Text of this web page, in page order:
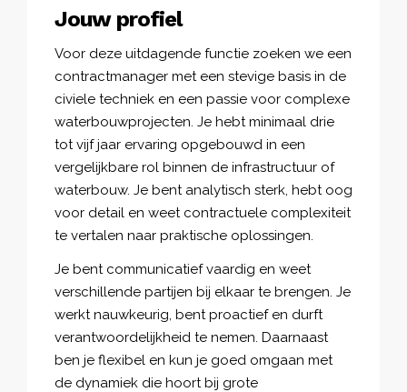
Jouw profiel
Voor deze uitdagende functie zoeken we een
contractmanager met een stevige basis in de
civiele techniek en een passie voor complexe
waterbouwprojecten. Je hebt minimaal drie
tot vijf jaar ervaring opgebouwd in een
vergelijkbare rol binnen de infrastructuur of
waterbouw. Je bent analytisch sterk, hebt oog
voor detail en weet contractuele complexiteit
te vertalen naar praktische oplossingen.
Je bent communicatief vaardig en weet
verschillende partijen bij elkaar te brengen. Je
werkt nauwkeurig, bent proactief en durft
verantwoordelijkheid te nemen. Daarnaast
ben je flexibel en kun je goed omgaan met
de dynamiek die hoort bij grote